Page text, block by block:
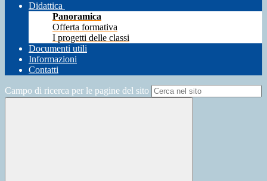
Didattica
Panoramica
Offerta formativa
I progetti delle classi
Documenti utili
Informazioni
Contatti
Campo di ricerca per le pagine del sito